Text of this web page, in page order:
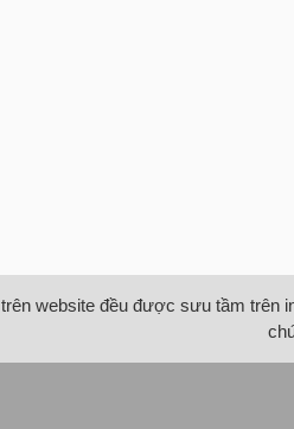
website đều được sưu tầm trên